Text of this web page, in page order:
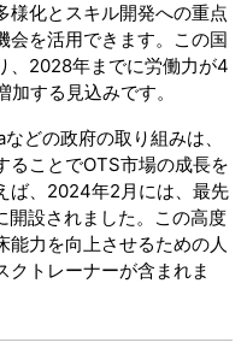
様化とスキル開発への重点
会を活用できます。この国
、2028年までに労働力が4
する見込みです。
どの政府の取り組みは、
ることでOTS市場の成長を
ば、2024年2月には、最先
設されました。この高度
能力を向上させるための人
クトレーナーが含まれま